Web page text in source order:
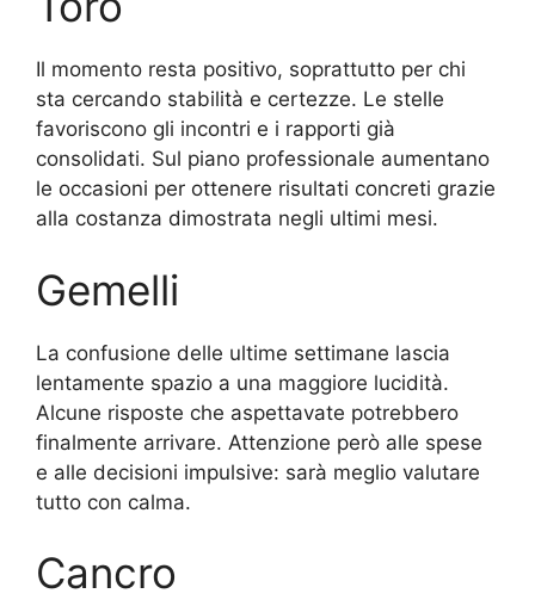
Il momento resta positivo, soprattutto per chi
sta cercando stabilità e certezze. Le stelle
favoriscono gli incontri e i rapporti già
consolidati. Sul piano professionale aumentano
le occasioni per ottenere risultati concreti grazie
alla costanza dimostrata negli ultimi mesi.
Gemelli
La confusione delle ultime settimane lascia
lentamente spazio a una maggiore lucidità.
Alcune risposte che aspettavate potrebbero
finalmente arrivare. Attenzione però alle spese
e alle decisioni impulsive: sarà meglio valutare
tutto con calma.
Cancro